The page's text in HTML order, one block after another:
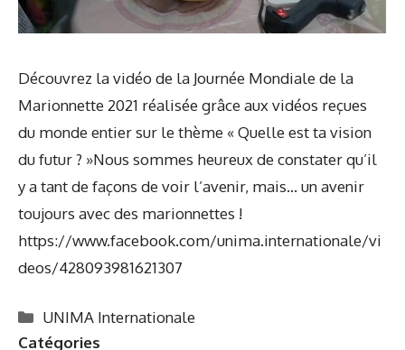
Découvrez la vidéo de la Journée Mondiale de la
Marionnette 2021 réalisée grâce aux vidéos reçues
du monde entier sur le thème « Quelle est ta vision
du futur ? »Nous sommes heureux de constater qu’il
y a tant de façons de voir l’avenir, mais… un avenir
toujours avec des marionnettes !
https://www.facebook.com/unima.internationale/vi
deos/428093981621307
Catégories
UNIMA Internationale
Catégories